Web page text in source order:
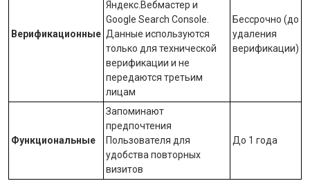
Верификационные
Яндекс.Вебмастер и
Google Search Console
Данные используются
только для технической
верификации и не
передаются третьим
лицам
Бессрочно (до
удаления
верификации)
Функциональные
Запоминают
предпочтения
Пользователя для
удобства повторных
визитов
До 1 года